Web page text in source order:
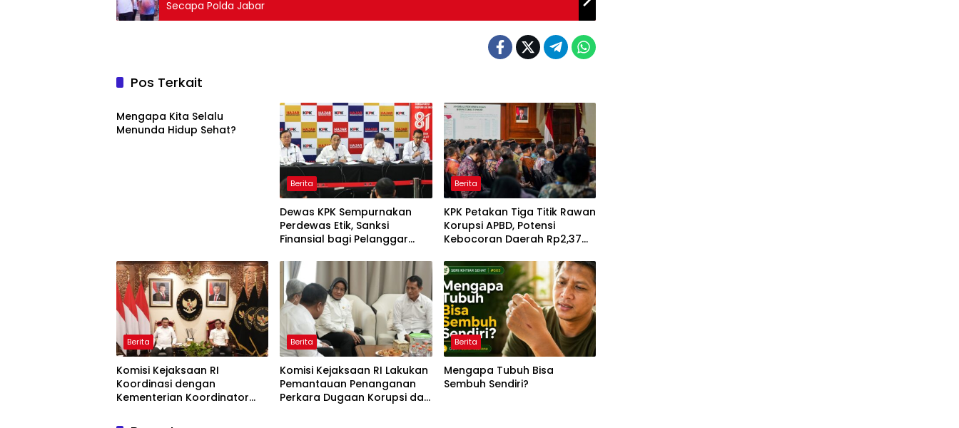
Secapa Polda Jabar
Pos Terkait
Berita
Mengapa Kita Selalu
Menunda Hidup Sehat?
Berita
Dewas KPK Sempurnakan
Perdewas Etik, Sanksi
Finansial bagi Pelanggar
Berita
KPK Petakan Tiga Titik Rawan
Korupsi APBD, Potensi
Kebocoran Daerah Rp2,37
Berita
Komisi Kejaksaan RI
Koordinasi dengan
Kementerian Koordinator
Keamanan Terkait
Berita
Komisi Kejaksaan RI Lakukan
Pemantauan Penanganan
Perkara Dugaan Korupsi dan
Berita
Mengapa Tubuh Bisa
Sembuh Sendiri?